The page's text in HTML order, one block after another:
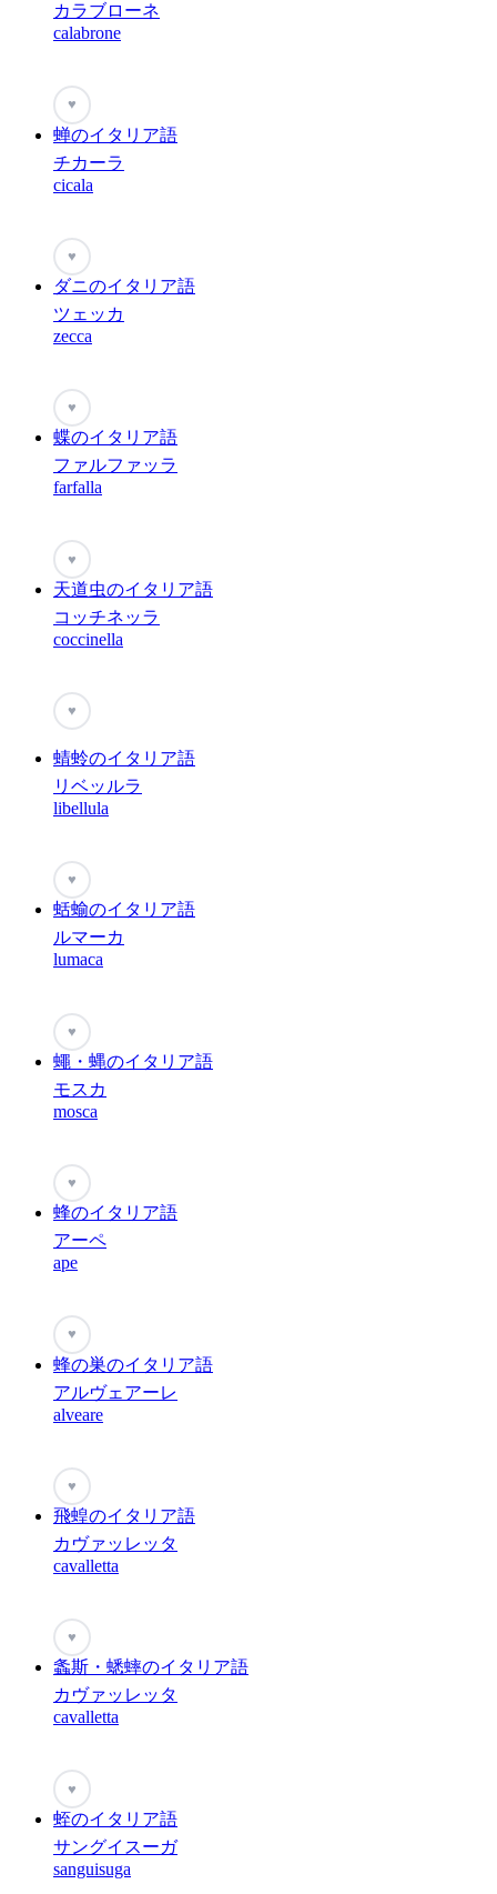
カラブローネ
calabrone
♥
蝉のイタリア語
チカーラ
cicala
♥
ダニのイタリア語
ツェッカ
zecca
♥
蝶のイタリア語
ファルファッラ
farfalla
♥
天道虫のイタリア語
コッチネッラ
coccinella
♥
蜻蛉のイタリア語
リベッルラ
libellula
♥
蛞蝓のイタリア語
ルマーカ
lumaca
♥
蠅・蝿のイタリア語
モスカ
mosca
♥
蜂のイタリア語
アーペ
ape
♥
蜂の巣のイタリア語
アルヴェアーレ
alveare
♥
飛蝗のイタリア語
カヴァッレッタ
cavalletta
♥
螽斯・蟋蟀のイタリア語
カヴァッレッタ
cavalletta
♥
蛭のイタリア語
サングイスーガ
sanguisuga